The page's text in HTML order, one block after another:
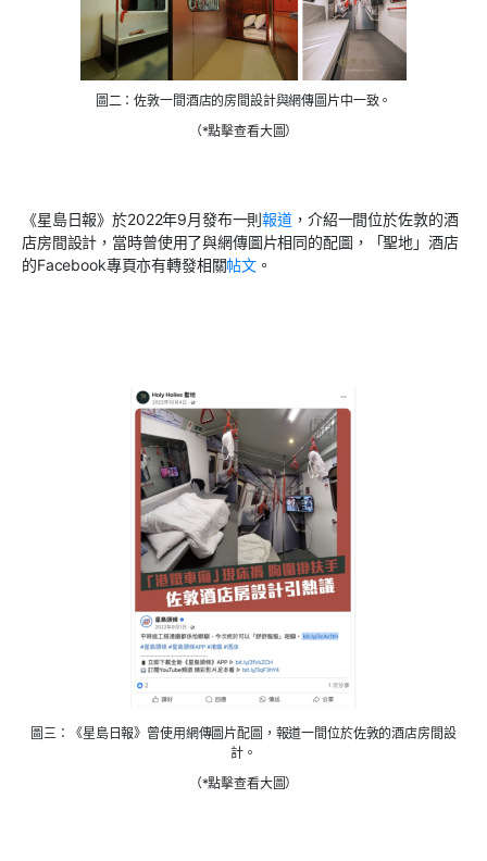
圖二：佐敦一間酒店的房間設計與網傳圖片中一致。
（*點擊查看大圖）
《星島日報》於2022年9月發布一則報道 ，介紹一間位於佐敦的酒
店房間設計，當時曾使用了與網傳圖片相同的配圖，「聖地」酒店
的Facebook專頁亦有轉發相關帖文 。
圖三：《星島日報》曾使用網傳圖片配圖，報道一間位於佐敦的酒店房間設
計。
（*點擊查看大圖）